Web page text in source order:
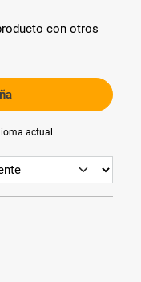
con otros
actual.